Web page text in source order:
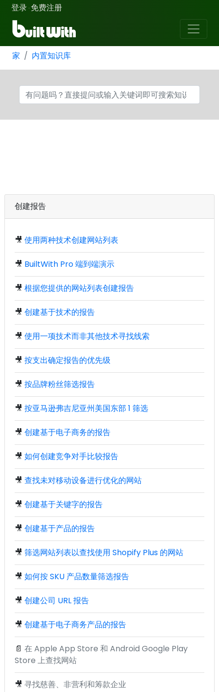
登录 · 免费注册
家 内置知识库
创建报告
🎥 使用两种技术创建网站列表
🎥 BuiltWith Pro 端到端演示
🎥 根据您提供的网站列表创建报告
🎥 创建基于技术的报告
🎥 使用一项技术而非其他技术寻找线索
🎥 按支出确定报告的优先级
🎥 按品牌粉丝筛选报告
🎥 按亚马逊弗吉尼亚州美国东部 1 筛选
🎥 创建基于电子商务的报告
🎥 如何创建竞争对手比较报告
🎥 查找未对移动设备进行优化的网站
🎥 创建基于关键字的报告
🎥 创建基于产品的报告
🎥 筛选网站列表以查找使用 Shopify Plus 的网站
🎥 如何按 SKU 产品数量筛选报告
🎥 创建公司 URL 报告
🎥 创建基于电子商务产品的报告
📄 在 Apple App Store 和 Android Google Play
Store 上查找网站
🎥 寻找慈善、非营利和筹款企业